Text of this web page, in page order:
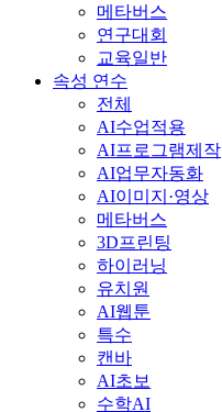
메타버스
연구대회
교육일반
속성 연수
전체
AI수업적용
AI프로그램제작
AI업무자동화
AI이미지·영상
메타버스
3D프린팅
하이러닝
유치원
AI웹툰
특수
캔바
AI초보
수학AI